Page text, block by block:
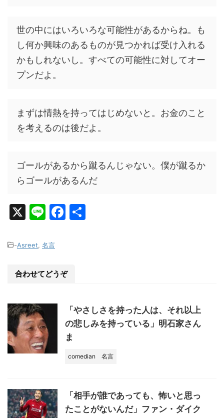
世の中にはいろいろな可能性があるからね。も
し何か興味のあるものが見つかれば受け入れる
かもしれないし。すべての可能性に対してオー
プンだよ。
まずは情熱を持ってはじめないと。お金のこと
を考えるのは後だよ。
ゴールがあるから蹴るんじゃない。僕が蹴るか
らゴールがあるんだ
X
Li
e
F
b
o
k
-Asreet, 名言
合わせてどうぞ
「やさしさを持った人は、それ以上
の悲しみを持っている」明石家さん
ま
comedian 名言
「相手が誰であっても、怖いと思っ
たことがないんだ」ファン・ダイク